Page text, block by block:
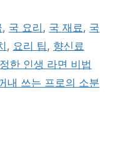
, 국 요리 , 국 재료, 국
, 요리 팁, 향신료
한 인생 라면 비법
내 쓰는 프로의 소분